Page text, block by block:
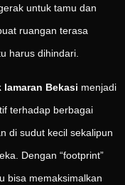
untuk tamu dan
ruangan terasa
harus dihindari.
Bekasi menjadi
terhadap berbagai
di sudut kecil sekalipun
Dengan “footprint”
bisa memaksimalkan